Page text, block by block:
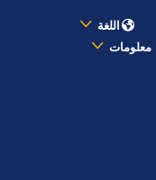
اللغة
معلومات